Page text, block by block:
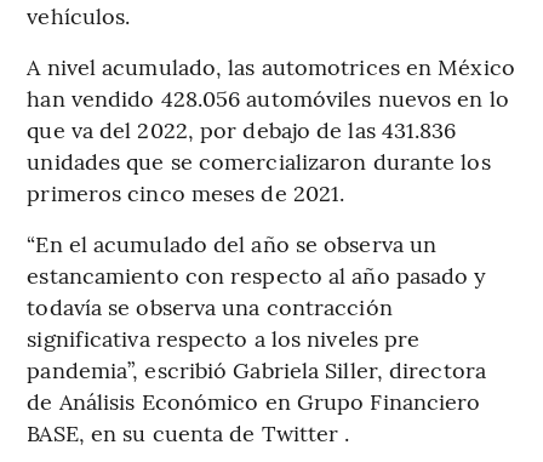
vehículos.
A nivel acumulado, las automotrices en México
han vendido 428.056 automóviles nuevos en lo
que va del 2022, por debajo de las 431.836
unidades que se comercializaron durante los
primeros cinco meses de 2021.
“En el acumulado del año se observa un
estancamiento con respecto al año pasado y
todavía se observa una contracción
significativa respecto a los niveles pre
pandemia”, escribió Gabriela Siller, directora
de Análisis Económico en Grupo Financiero
BASE, en su cuenta de Twitter .